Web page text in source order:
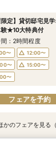
装優待付
〜
12:00〜
〜
フェアを予約
ャペル
〜
12:00〜
〜
フェアを予約
場紹介
〜
14:00〜
〜
フェアを予約
限定】貸切邸宅見
験★10大特典付
：2時間程度
〜
12:00〜
〜
15:00〜
〜
フェアを予約
かのフェアを見る（